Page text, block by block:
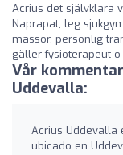
Acrius det självklara
Naprapat, leg
massör, personlig
gäller fysioterapeut
Vår
Uddevalla:
Acrius Uddevalla
ubicado en